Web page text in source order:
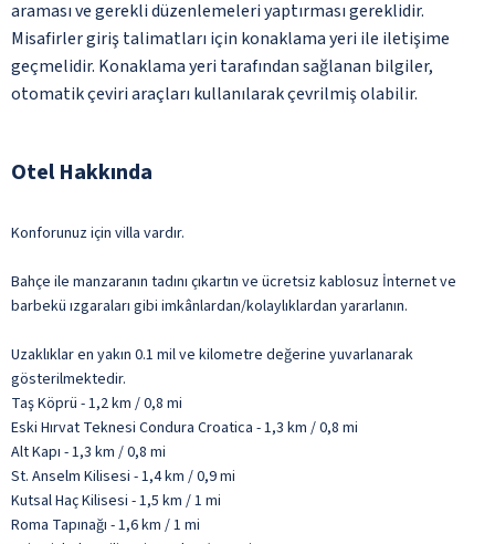
araması ve gerekli düzenlemeleri yaptırması gereklidir.
Misafirler giriş talimatları için konaklama yeri ile iletişime
geçmelidir. Konaklama yeri tarafından sağlanan bilgiler,
otomatik çeviri araçları kullanılarak çevrilmiş olabilir.
Otel Hakkında
Konforunuz için villa vardır.
Bahçe ile manzaranın tadını çıkartın ve ücretsiz kablosuz İnternet ve
barbekü ızgaraları gibi imkânlardan/kolaylıklardan yararlanın.
Uzaklıklar en yakın 0.1 mil ve kilometre değerine yuvarlanarak
gösterilmektedir.
Taş Köprü - 1,2 km / 0,8 mi
Eski Hırvat Teknesi Condura Croatica - 1,3 km / 0,8 mi
Alt Kapı - 1,3 km / 0,8 mi
St. Anselm Kilisesi - 1,4 km / 0,9 mi
Kutsal Haç Kilisesi - 1,5 km / 1 mi
Roma Tapınağı - 1,6 km / 1 mi